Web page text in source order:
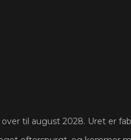
til august 2028. Uret er